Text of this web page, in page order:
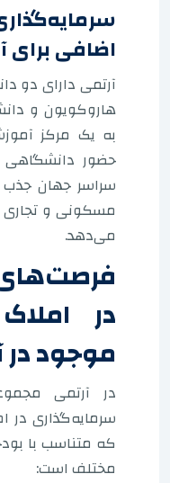
اضافی برای
آرتمی دارای دو
هاروکویون و
به یک مرکز
حضور دانشگاهی
سراسر جهان جذب
مسکونی و تجاری
می‌دهد.
در
موجود در
در آرتمی
سرمایه‌گذاری در
که متناسب با
مختلف است: